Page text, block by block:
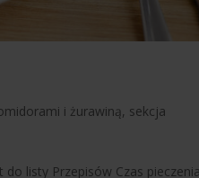
i żurawiną, sekcja
listy Przepisów Czas